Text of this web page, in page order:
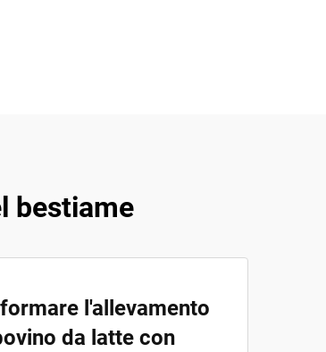
bestiame
l'allevamento
da latte con